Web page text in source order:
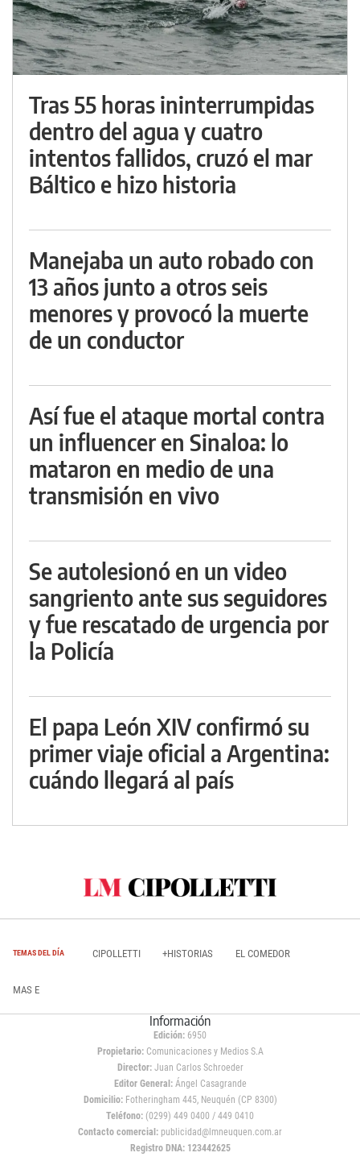
Tras 55 horas ininterrumpidas
dentro del agua y cuatro
intentos fallidos, cruzó el mar
Báltico e hizo historia
Manejaba un auto robado con
13 años junto a otros seis
menores y provocó la muerte
de un conductor
Así fue el ataque mortal contra
un influencer en Sinaloa: lo
mataron en medio de una
transmisión en vivo
Se autolesionó en un video
sangriento ante sus seguidores
y fue rescatado de urgencia por
la Policía
El papa León XIV confirmó su
primer viaje oficial a Argentina:
cuándo llegará al país
TEMAS DEL DÍA CIPOLLETTI +HISTORIAS EL COMEDOR
MAS E
Información
Edición: 6950
Propietario:Comunicaciones y Medios S.A
Director: Juan Carlos Schroeder
Editor General:Ángel Casagrande
Domicilio:Fotheringham 445, Neuquén (CP 8300)
Teléfono: (0299) 449 0400 / 449 0410
Contacto comercial: publicidad@lmneuquen.com.ar
Registro DNA: 123442625